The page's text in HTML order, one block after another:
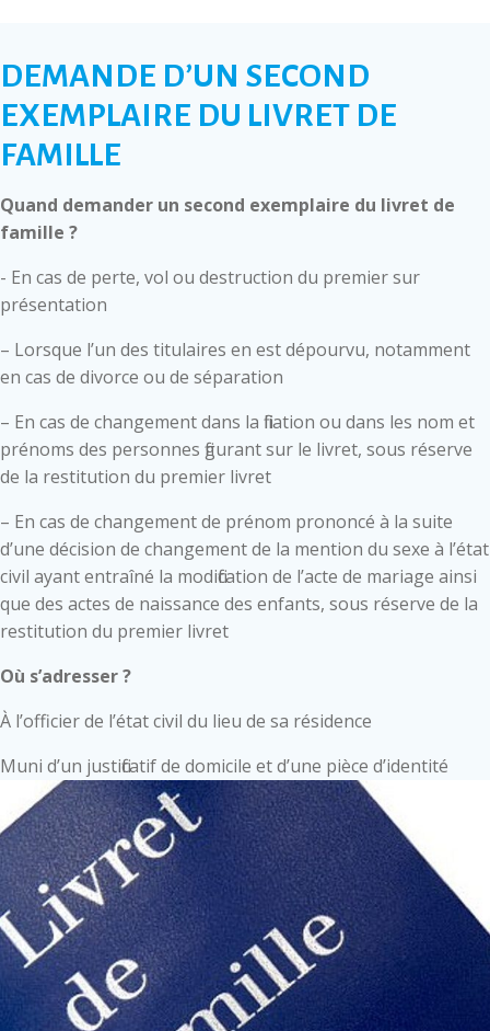
DEMANDE D’UN SECOND
EXEMPLAIRE DU LIVRET DE
FAMILLE
Quand demander un second exemplaire du livret de
famille ?
- En cas de perte, vol ou destruction du premier sur
présentation
– Lorsque l’un des titulaires en est dépourvu, notamment
en cas de divorce ou de séparation
– En cas de changement dans la filiation ou dans les nom et
prénoms des personnes figurant sur le livret, sous réserve
de la restitution du premier livret
– En cas de changement de prénom prononcé à la suite
d’une décision de changement de la mention du sexe à l’état
civil ayant entraîné la modification de l’acte de mariage ainsi
que des actes de naissance des enfants, sous réserve de la
restitution du premier livret
Où s’adresser ?
À l’officier de l’état civil du lieu de sa résidence
Muni d’un justificatif de domicile et d’une pièce d’identité